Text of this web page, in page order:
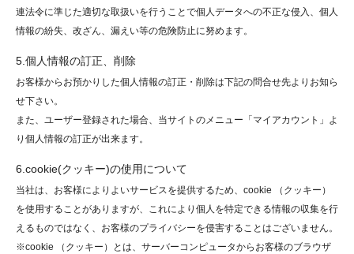
連法令に準じた適切な取扱いを行うことで個人データへの不正な侵入、個人
情報の紛失、改ざん、漏えい等の危険防止に努めます。
5.個人情報の訂正、削除
お客様からお預かりした個人情報の訂正・削除は下記の問合せ先よりお知ら
せ下さい。
また、ユーザー登録された場合、当サイトのメニュー「マイアカウント」よ
り個人情報の訂正が出来ます。
6.cookie(クッキー)の使用について
当社は、お客様によりよいサービスを提供するため、cookie （クッキー）
を使用することがありますが、これにより個人を特定できる情報の収集を行
えるものではなく、お客様のプライバシーを侵害することはございません。
※cookie （クッキー）とは、サーバーコンピュータからお客様のブラウザ